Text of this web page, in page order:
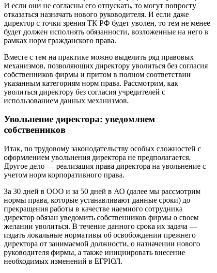
И если они не согласны его отпускать, то могут попросту
отказаться назначать нового руководителя. И если даже
директор с точки зрения ТК РФ будет уволен, то тем не менее
будет должен исполнять обязанности, возложенные на него в
рамках норм гражданского права.
Вместе с тем на практике можно выделить ряд правовых
механизмов, позволяющих директору уволиться без согласия
собственников фирмы и притом в полном соответствии
указанным категориям норм права. Рассмотрим, как
уволиться директору без согласия учредителей с
использованием данных механизмов.
Увольнение директора: уведомляем
собственников
Итак, по трудовому законодательству особых сложностей с
оформлением увольнения директора не предполагается.
Другое дело — реализация права директора на увольнение с
учетом норм корпоративного права.
За 30 дней в ООО и за 50 дней в АО (далее мы рассмотрим
нормы права, которые устанавливают данные сроки) до
прекращения работы в качестве наемного сотрудника
директор обязан уведомить собственников фирмы о своем
желании уволиться. В течение данного срока их задача —
издать локальные нормативы об освобождении прежнего
директора от занимаемой должности, о назначении нового
руководителя фирмы, а также инициировать внесение
необходимых изменений в ЕГРЮЛ.